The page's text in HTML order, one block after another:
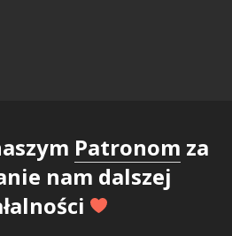
Patronom za
nam dalszej